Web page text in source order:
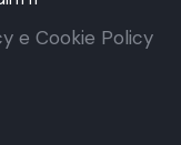
e Cookie Policy